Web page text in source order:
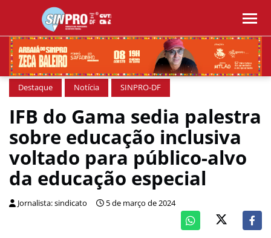
Destaque Notícia SINPRO-DF
IFB do Gama sedia palestra
sobre educação inclusiva
voltado para público-alvo
da educação especial
Jornalista: sindicato 5 de março de 2024